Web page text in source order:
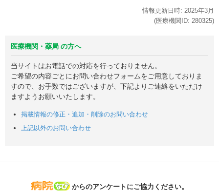
情報更新日時: 2025年3月
(医療機関ID: 280325)
医療機関・薬局 の方へ
当サイトはお電話での対応を行っておりません。
ご希望の内容ごとにお問い合わせフォームをご用意しておりま
すので、お手数ではございますが、下記よりご連絡をいただけ
ますようお願いいたします。
掲載情報の修正・追加・削除のお問い合わせ
上記以外のお問い合わせ
病院なび
からのアンケートにご協力ください。